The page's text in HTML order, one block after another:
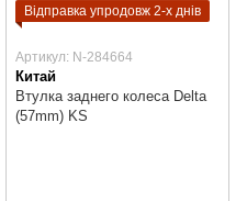
Відправка упродовж 2-х днів
Артикул: N-284664
Китай
Втулка заднего колеса Delta
(57mm) KS